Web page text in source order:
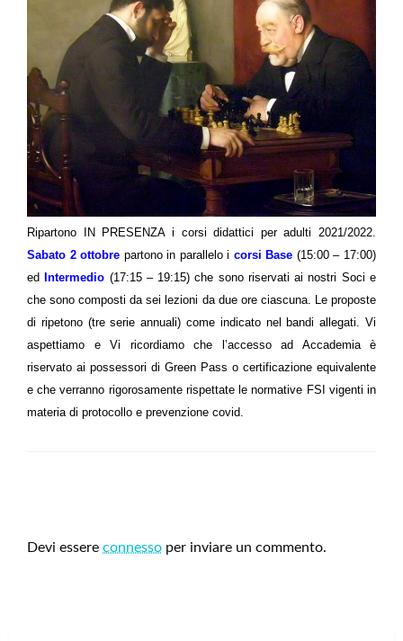
Ripartono IN PRESENZA i corsi didattici per adulti 2021/2022.
Sabato 2 ottobre partono in parallelo i corsi Base (15:00 – 17:00)
ed
Intermedio (17:15 – 19:15) che sono riservati ai nostri Soci e
che sono composti da sei lezioni da due ore ciascuna. Le proposte
di ripetono (tre serie annuali) come indicato nel bandi allegati. Vi
aspettiamo e Vi ricordiamo che l’accesso ad Accademia è
riservato ai possessori di Green Pass o certificazione equivalente
e che verranno rigorosamente rispettate le normative FSI vigenti in
materia di protocollo e prevenzione covid.
Devi essere connesso per inviare un commento.